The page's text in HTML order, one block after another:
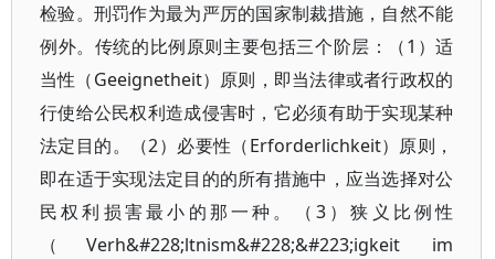
检验。刑罚作为最为严厉的国家制裁措施，自然不能
例外。传统的比例原则主要包括三个阶层：（1）适
当性（Geeignetheit）原则，即当法律或者行政权的
行使给公民权利造成侵害时，它必须有助于实现某种
法定目的。（2）必要性（Erforderlichkeit）原则，
即在适于实现法定目的的所有措施中，应当选择对公
民权利损害最小的那一种。（3）狭义比例性
（Verh&#228;ltnism&#228;&#223;igkeit im